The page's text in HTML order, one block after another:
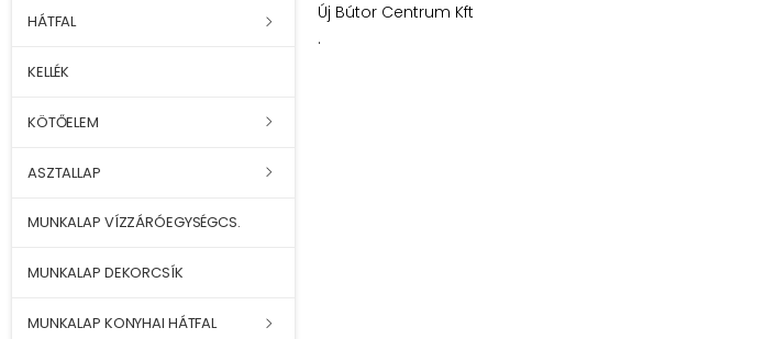
HÁTFAL
KELLÉK
KÖTŐELEM
ASZTALLAP
MUNKALAP VÍZZÁRÓEGYSÉGCS.
MUNKALAP DEKORCSÍK
MUNKALAP KONYHAI HÁTFAL
Új Bútor Centrum Kft
.